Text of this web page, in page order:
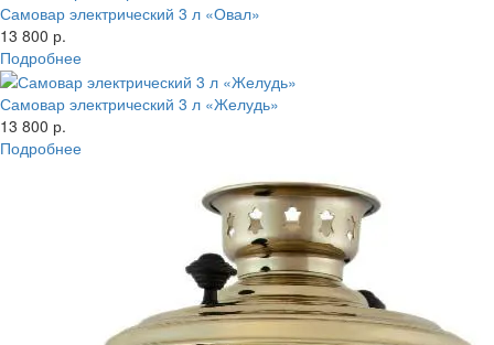
Самовар электрический 3 л «Овал»
13 800 р.
Подробнее
Самовар электрический 3 л «Желудь»
13 800 р.
Подробнее